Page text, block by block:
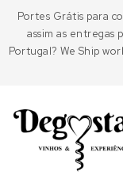
Portes Grátis para
assim as entregas
Portugal? We Ship